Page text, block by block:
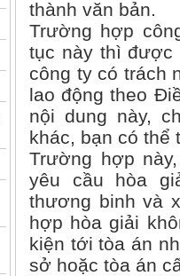
thành văn bản.
Trường hợp
tục này thì được
công ty có trách
lao động theo
nội dung này,
khác, bạn có thể
Trường hợp
yêu cầu hòa
thương binh và
hợp hòa giải
kiện tới tòa án
sở hoặc tòa án